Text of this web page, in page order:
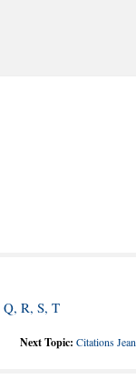
Q, R, S, T
Next Topic: Citations